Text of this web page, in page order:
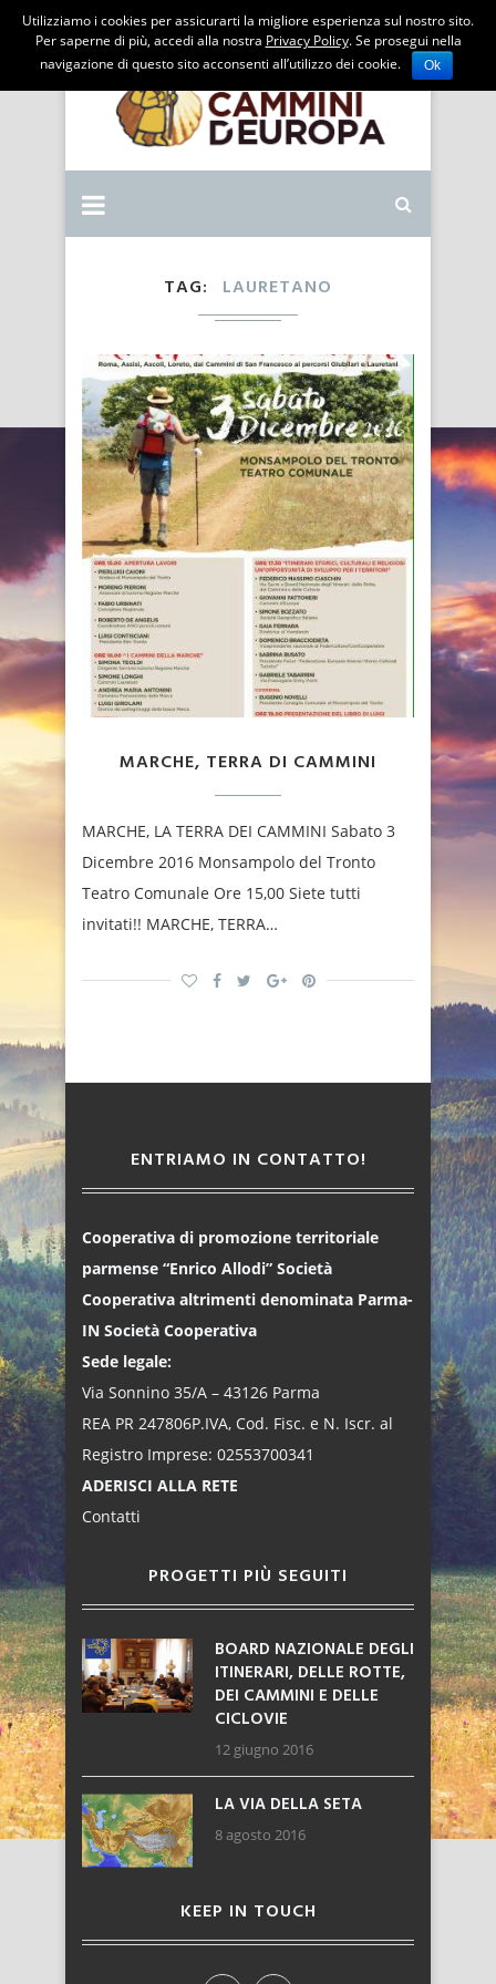
TAG LAURETANO
MARCHE, TERRA DI CAMMINI
MARCHE, LA TERRA DEI CAMMINI Sabato 3
Dicembre 2016 Monsampolo del Tronto
Teatro Comunale Ore 15,00 Siete tutti
invitati!! MARCHE, TERRA…
ENTRIAMO IN CONTATTO!
Cooperativa di promozione territoriale
parmense “Enrico Allodi” Società
Cooperativa altrimenti denominata Parma-
IN Società Cooperativa
Sede legale:
Via Sonnino 35/A – 43126 Parma
REA PR 247806P.IVA, Cod. Fisc. e N. Iscr. al
Registro Imprese: 02553700341
ADERISCI ALLA RETE
Contatti
PROGETTI PIÙ SEGUITI
BOARD NAZIONALE DEGLI
ITINERARI, DELLE ROTTE,
DEI CAMMINI E DELLE
CICLOVIE
12 giugno 2016
LA VIA DELLA SETA
8 agosto 2016
KEEP IN TOUCH
Utilizziamo i cookies per assicurarti la migliore esperienza sul nostro sito.
Per saperne di più, accedi alla nostra Privacy Policy. Se prosegui nella
navigazione di questo sito acconsenti all’utilizzo dei cookie.
Ok